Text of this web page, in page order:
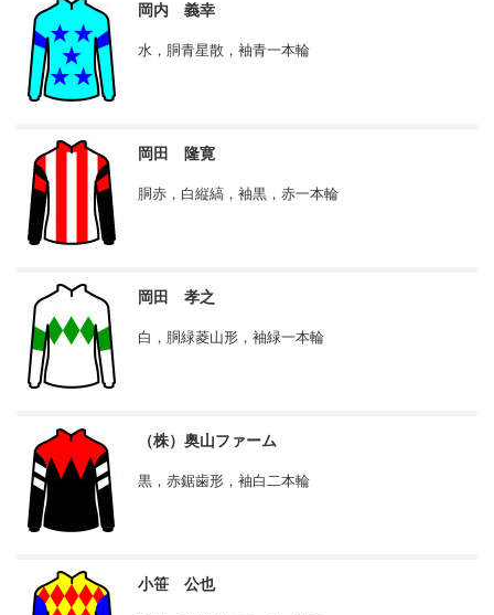
岡内 義幸
水，胴青星散，袖青一本輪
岡田 隆寛
胴赤，白縦縞，袖黒，赤一本輪
岡田 孝之
白，胴緑菱山形，袖緑一本輪
（株）奥山ファーム
黒，赤鋸歯形，袖白二本輪
小笹 公也